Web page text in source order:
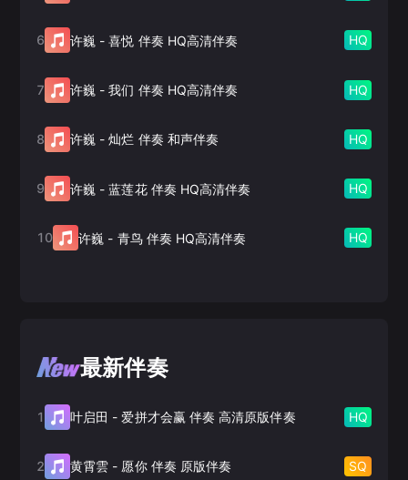
6 许巍 -喜悦 伴奏 HQ高清伴奏 HQ
7 许巍 -我们 伴奏 HQ高清伴奏 HQ
8 许巍 -灿烂 伴奏 和声伴奏 HQ
9 许巍 -蓝莲花 伴奏 HQ高清伴奏 HQ
10 许巍 - 青鸟 伴奏 HQ高清伴奏 HQ
最新伴奏
1 叶启田 -爱拼才会赢 伴奏 高清原版伴奏 HQ
2 黄霄雲 - 愿你 伴奏 原版伴奏 SQ